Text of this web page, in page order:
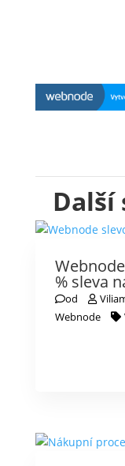
Další
% sleva
od
Webnode